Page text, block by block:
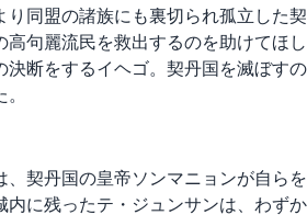
同盟の諸族にも裏切られ孤立した
高句麗流民を救出するのを助けてほ
決断をするイヘゴ。契丹国を滅ぼす
、契丹国の皇帝ソンマニョンが自ら
内に残ったテ・ジュンサンは、わず